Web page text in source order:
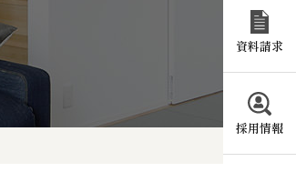
資料請求
採用情報